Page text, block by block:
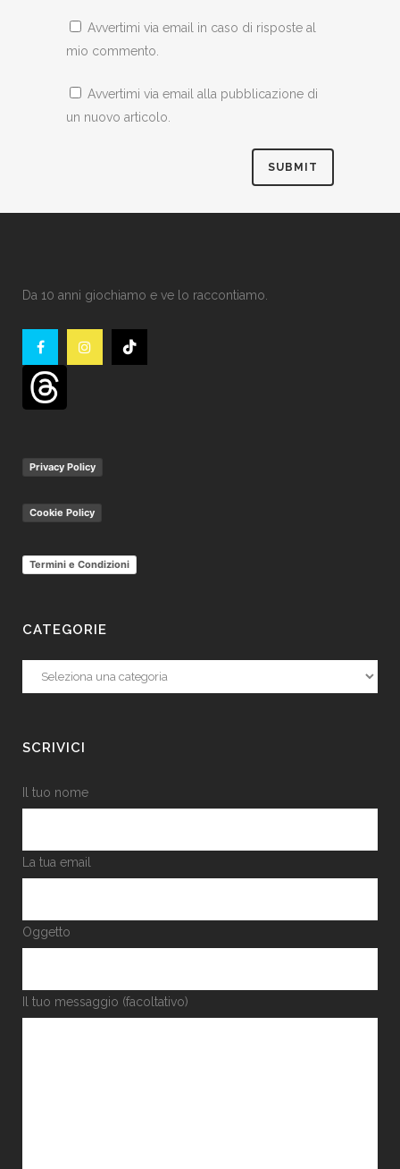
Avvertimi via email in caso di risposte al
mio commento.
Avvertimi via email alla pubblicazione di
un nuovo articolo.
Da 10 anni giochiamo e ve lo raccontiamo.
Privacy Policy
Cookie Policy
Termini e Condizioni
CATEGORIE
Categorie
SCRIVICI
Il tuo nome
La tua email
Oggetto
Il tuo messaggio (facoltativo)